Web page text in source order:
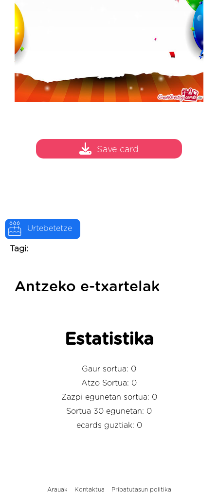
Urtebetetze
Tagi:
Save card
Antzeko e-txartelak
Estatistika
Gaur sortua: 0
Atzo Sortua: 0
Zazpi egunetan sortua: 0
Sortua 30 egunetan: 0
ecards guztiak: 0
Arauak Kontaktua Pribatutasun politika